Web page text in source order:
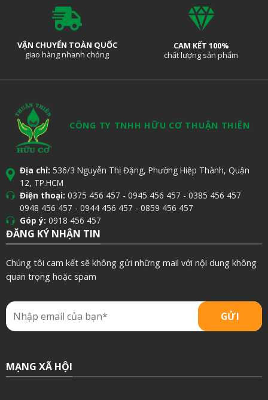
VẬN CHUYỂN TOÀN QUỐC
giao hàng nhanh chóng
CAM KẾT 100%
chất lượng sản phẩm
CÔNG TY TNHH HỮU CƠ THUẬN THIÊN
Địa chỉ: 536/3 Nguyễn Thị Đặng, Phường Hiệp Thành, Quận
12, TP.HCM
Điện thoại: 0375 456 457 - 0945 456 457 - 0385 456 457
0948 456 457 - 0944 456 457 - 0859 456 457
Góp ý: 0918 456 457
ĐĂNG KÝ NHẬN TIN
Chúng tôi cam kết sẽ không gửi những mail với nội dung không
quan trọng hoặc spam
MẠNG XÃ HỘI